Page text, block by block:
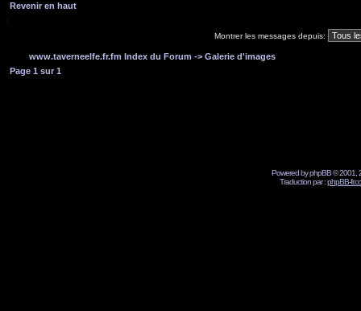
Revenir en haut
Montrer les messages depuis:
www.taverneelfe.fr.fm Index du Forum -> Galerie d'images
Page 1 sur1
Powered by phpBB © 2001,
Traduction par :phpBB-